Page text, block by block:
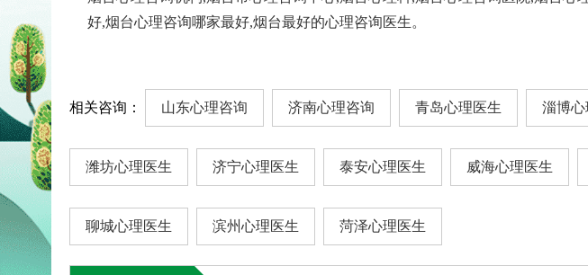
好,烟台心理咨询哪家最好,烟台最好的心理咨询医生。
相关咨询： 山东心理咨询 济南心理咨询 青岛心理医生 淄博
潍坊心理医生 济宁心理医生 泰安心理医生 威海心理医生
聊城心理医生 滨州心理医生 菏泽心理医生